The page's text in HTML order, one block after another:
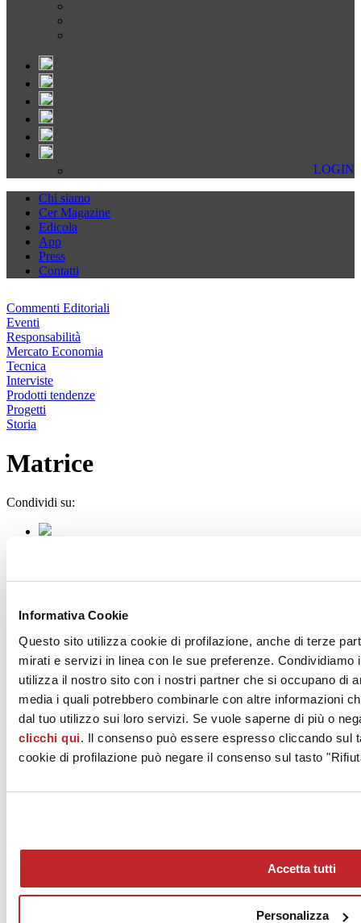
Informativa Cookie
Questo sito utilizza cookie di profilazione, anche di terze
mirati e servizi in linea con le sue preferenze.
utilizza il nostro sito con i nostri partner che si occupano di
media i quali potrebbero combinarle con altre informazioni
dal tuo utilizzo sui loro servizi. Se vuole saperne di più o
clicchi qui. Il consenso può essere espresso cliccando sul
cookie di profilazione può negare il consenso sul tasto
Accetta tutti
Personalizza
LOGIN
Chi siamo
Cer Magazine
Edicola
App
Press
Contatti
Commenti Editoriali
Eventi
Responsabilità
Mercato Economia
Tecnica
Interviste
Prodotti tendenze
Progetti
Storia
Matrice
Condividi su:
News
aziende
Edi.Cer S.p.a. Società unipersonale
Viale Monte Santo, 40 - 41049 Sassuolo (MO) - Italy